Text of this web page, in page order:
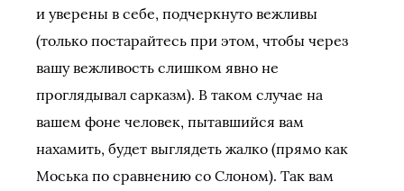
и уверены в себе, подчеркнуто вежливы
(только постарайтесь при этом, чтобы через
вашу вежливость слишком явно не
проглядывал сарказм). В таком случае на
вашем фоне человек, пытавшийся вам
нахамить, будет выглядеть жалко (прямо как
Моська по сравнению со Слоном). Так вам